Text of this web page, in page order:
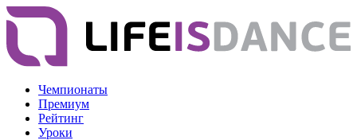
Чемпионаты
Премиум
Рейтинг
Уроки